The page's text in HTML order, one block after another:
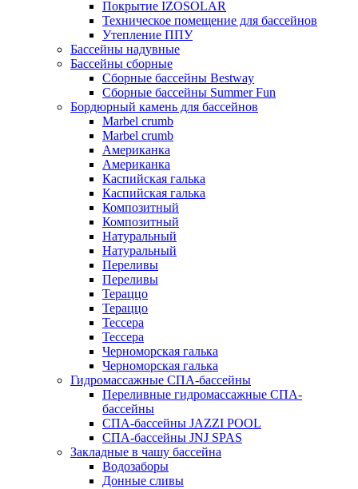
Покрытие IZOSOLAR
Техническое помещение для бассейнов
Утепление ППУ
Бассейны надувные
Бассейны сборные
Сборные бассейны Bestway
Сборные бассейны Summer Fun
Бордюрный камень для бассейнов
Marbel crumb
Marbel crumb
Американка
Американка
Каспийская галька
Каспийская галька
Композитный
Композитный
Натуральный
Натуральный
Переливы
Переливы
Тераццо
Тераццо
Тессера
Тессера
Черноморская галька
Черноморская галька
Гидромассажные СПА-бассейны
Переливные гидромассажные СПА-
бассейны
СПА-бассейны JAZZI POOL
СПА-бассейны JNJ SPAS
Закладные в чашу бассейна
Водозаборы
Донные сливы